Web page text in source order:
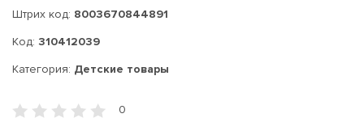
Штрих код: 8003670844891
Код: 310412039
Категория: Детские товары
0